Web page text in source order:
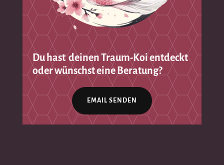
Du hast deinen Traum-Koi entdeckt
oder wünschst eine Beratung?
EMAIL SENDEN